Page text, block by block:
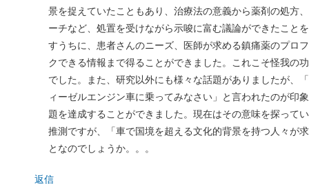
景を捉えていたこともあり、治療法の意義から薬剤の処方
ーチなど、処置を受けながら示唆に富む議論ができたこと
すうちに、患者さんのニーズ、医師が求める鎮痛薬のプロ
クできる情報まで得ることができました。これこそ怪我の
でした。また、研究以外にも様々な話題がありましたが、
ィーゼルエンジン車に乗ってみなさい」と言われたのが印
題を達成することができました。現在はその意味を探って
推測ですが、「車で国境を超える文化的背景を持つ人々が
となのでしょうか。。。
返信